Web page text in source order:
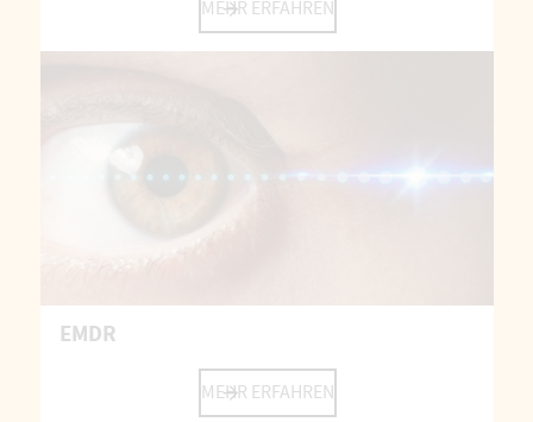
MEHR ERFAHREN
EMDR
MEHR ERFAHREN